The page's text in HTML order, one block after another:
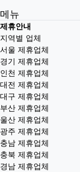
메뉴
제휴안내
지역별 업체
서울 제휴업체
경기 제휴업체
인천 제휴업체
대전 제휴업체
대구 제휴업체
부산 제휴업체
울산 제휴업체
광주 제휴업체
충남 제휴업체
충북 제휴업체
경남 제휴업체